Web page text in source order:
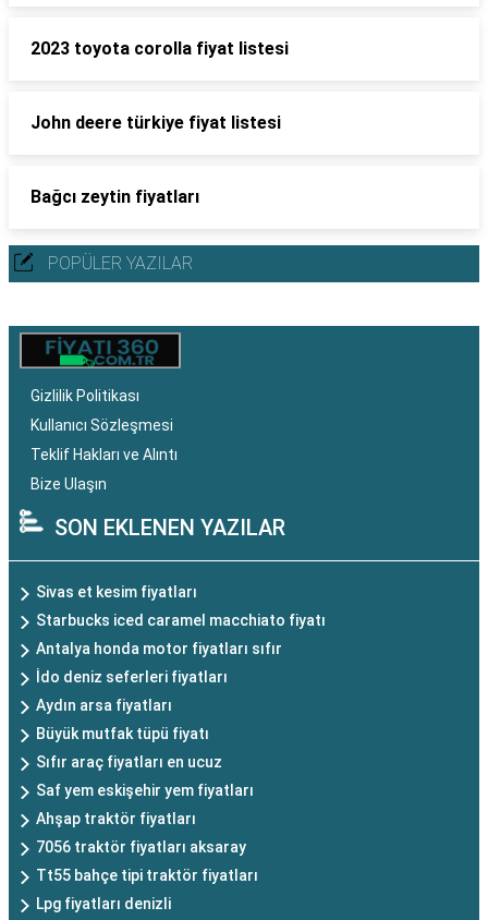
2023 toyota corolla fiyat listesi
John deere türkiye fiyat listesi
Bağcı zeytin fiyatları
POPÜLER YAZILAR
Gizlilik Politikası
Kullanıcı Sözleşmesi
Teklif Hakları ve Alıntı
Bize Ulaşın
SON EKLENEN YAZILAR
Sivas et kesim fiyatları
Starbucks iced caramel macchiato fiyatı
Antalya honda motor fiyatları sıfır
İdo deniz seferleri fiyatları
Aydın arsa fiyatları
Büyük mutfak tüpü fiyatı
Sıfır araç fiyatları en ucuz
Saf yem eskişehir yem fiyatları
Ahşap traktör fiyatları
7056 traktör fiyatları aksaray
Tt55 bahçe tipi traktör fiyatları
Lpg fiyatları denizli